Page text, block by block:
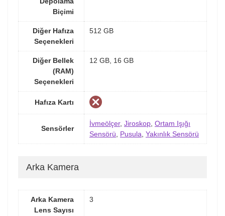
Biçimi
Diğer Hafıza
Seçenekleri
512 GB
Diğer Bellek
(RAM)
Seçenekleri
12 GB, 16 GB
Hafıza Kartı
Sensörler
İvmeölçer, Jiroskop, Ortam Işığı
Sensörü, Pusula, Yakınlık Sensörü
Arka Kamera
Arka Kamera
Lens Sayısı
3